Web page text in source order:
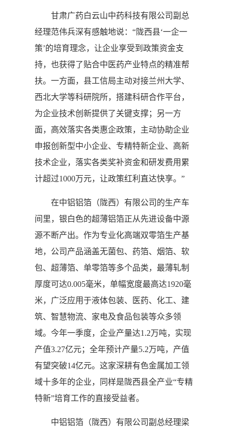
甘肃广药白云山中药科技有限公司副总
经理范伟兵深有感触地说：“陇西县‘一企一
策’的培育理念，让企业享受到政策资金支
持，也获得了贴合中医药产业特点的精准帮
扶。一方面，县工信局主动对接兰州大学、
西北大学等科研院所，搭建科研合作平台，
为企业技术创新提供了关键支撑；另一方
面，高效落实各类惠企政策，主动协助企业
申报创新型中小企业、专精特新企业、高新
技术企业，落实各类奖补资金和研发费用累
计超过1000万元，让政策红利直达快享。”
在中铝铝箔（陇西）有限公司的生产车
间里，银白色的超薄铝箔正从先进设备中源
源不断产出。作为专业化高端双零箔生产基
地，公司产品涵盖无菌包、药箔、烟箔、软
包、超薄箔、单零箔等多个品类，最薄轧制
厚度可达0.005毫米，单幅宽度最高达1920毫
米，广泛应用于液体包装、医药、化工、建
筑、智慧物流、家电及食品包装等众多领
域。今年一季度，企业产量达1.2万吨，实现
产值3.27亿元；全年预计产量5.2万吨，产值
有望突破14亿元。这家深耕有色金属加工领
域十多年的企业，同样是陇西县全产业“专精
特新”培育工作的直接受益者。
中铝铝箔（陇西）有限公司副总经理梁